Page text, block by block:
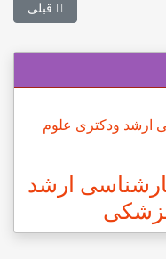
مطلب قبلی:
قبلی علوم پزشکی
ارشد